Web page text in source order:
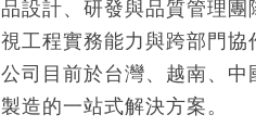
品設計、研發與品質管理
視工程實務能力與跨部門協
公司目前於台灣、越南、
製造的一站式解決方案。